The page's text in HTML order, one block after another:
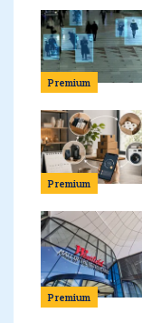
Premium
Premium
Premium